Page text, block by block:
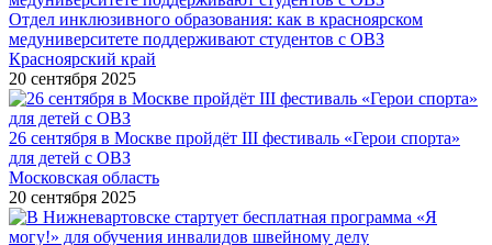
Отдел инклюзивного образования: как в красноярском
медуниверситете поддерживают студентов с ОВЗ
Красноярский край
20 сентября 2025
26 сентября в Москве пройдёт III фестиваль «Герои спорта»
для детей с ОВЗ
Московская область
20 сентября 2025